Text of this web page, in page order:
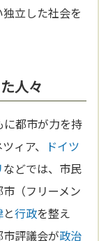
立した社会を
人々
に都市が力を持
ィア、 ドイツ
などでは、市民
（フリーメン
と行政を整え
評議会が政治